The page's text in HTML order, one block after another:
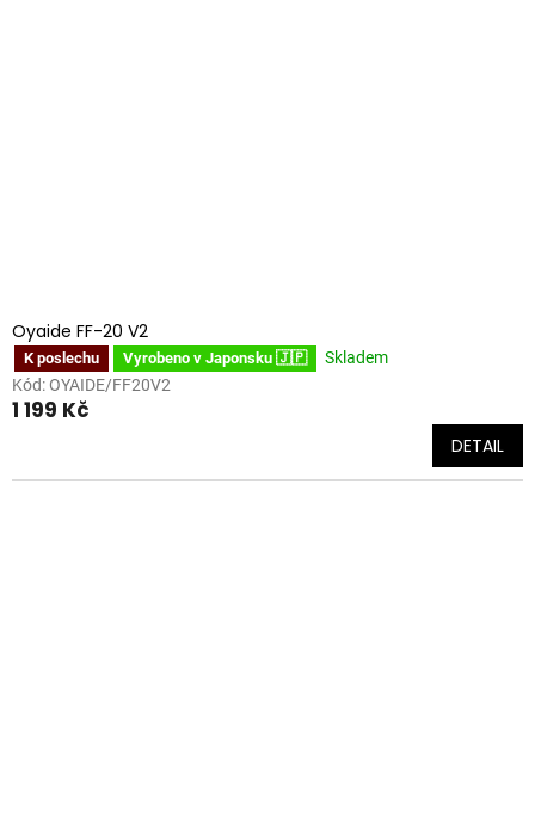
Oyaide FF-20 V2
K poslechu Vyrobeno v Japonsku 🇯🇵
Skladem
Kód: OYAIDE/FF20V2
1 199 Kč
DETAIL